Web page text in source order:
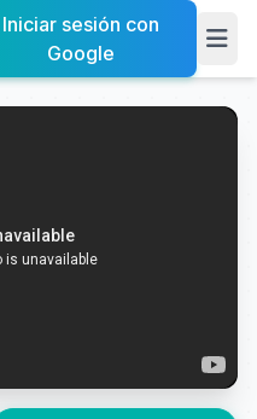
Iniciar sesión con
Google